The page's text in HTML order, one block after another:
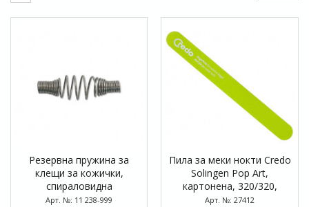
Резервна пружина за
клещи за кожички,
спираловидна
Арт. №: 11 238-999
Пила за меки нокти Credo
Solingen Pop Art,
картонена, 320/320,
блистер
Арт. №: 27412